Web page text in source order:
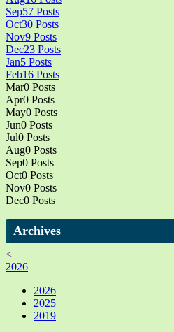
Sep57 Posts
Oct30 Posts
Nov9 Posts
Dec23 Posts
Jan5 Posts
Feb16 Posts
Mar0 Posts
Apr0 Posts
May0 Posts
Jun0 Posts
Jul0 Posts
Aug0 Posts
Sep0 Posts
Oct0 Posts
Nov0 Posts
Dec0 Posts
Archives
<
2026
2026
2025
2019